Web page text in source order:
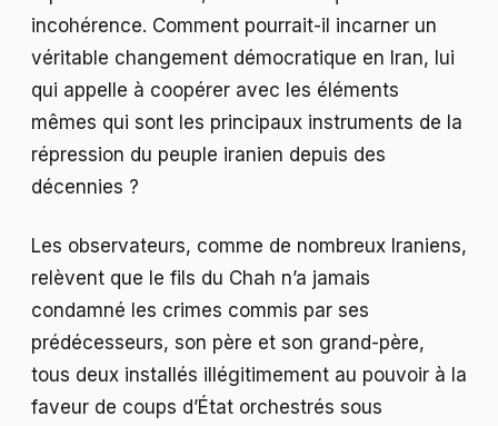
incohérence. Comment pourrait-il incarner un
véritable changement démocratique en Iran, lui
qui appelle à coopérer avec les éléments
mêmes qui sont les principaux instruments de la
répression du peuple iranien depuis des
décennies ?
Les observateurs, comme de nombreux Iraniens,
relèvent que le fils du Chah n’a jamais
condamné les crimes commis par ses
prédécesseurs, son père et son grand-père,
tous deux installés illégitimement au pouvoir à la
faveur de coups d’État orchestrés sous